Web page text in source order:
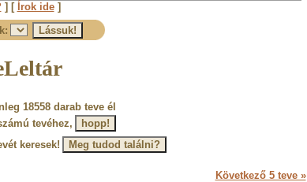
] [ Írok ide]
18558 darab teve él
tevéhez,
keresek!
Következő 5 teve »